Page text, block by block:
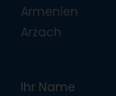
Armenien
Arzach
Ihr Name